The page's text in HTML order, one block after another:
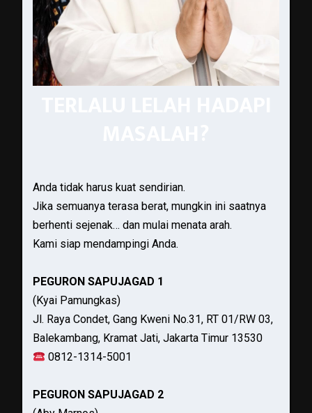
Anda tidak harus kuat sendirian.
Jika semuanya terasa berat, mungkin ini saatnya
berhenti sejenak… dan mulai menata arah.
Kami siap mendampingi Anda.
PEGURON SAPUJAGAD 1
(Kyai Pamungkas)
Jl. Raya Condet, Gang Kweni No.31, RT 01/RW 03,
Balekambang, Kramat Jati, Jakarta Timur 13530
0812-1314-5001
PEGURON SAPUJAGAD 2